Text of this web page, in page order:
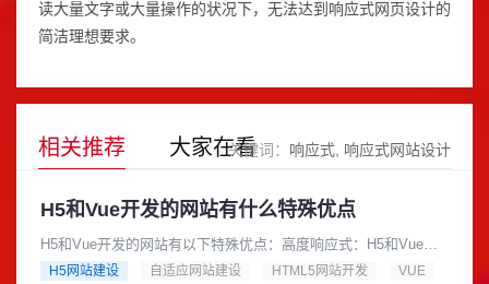
读大量文字或大量操作的状况下，无法达到响应式网页设计的
简洁理想要求。
相关推荐 大家在看关键词： 响应式 响应式网站设计
H5和Vue开发的网站有什么特殊优点
H5和Vue开发的网站有以下特殊优点：高度响应式：H5和Vue都
采用了响应式的设计思路，可以适应不同设备的屏幕大小和分辨
H5网站建设 自适应网站建设 HTML5网站开发 VUE